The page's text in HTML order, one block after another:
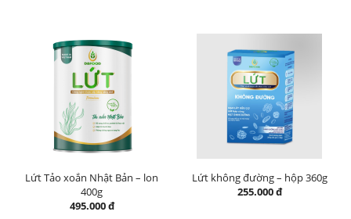
Lứt Tảo xoắn Nhật Bản – lon
400g
495.000 đ
Lứt không đường – hộp 360g
255.000 đ